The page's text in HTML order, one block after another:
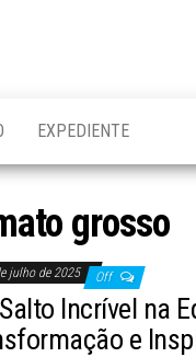
EXPEDIENTE
grosso
julho de 2025 Off
Incrível na
e